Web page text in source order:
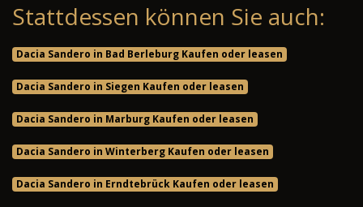
Stattdessen können Sie auch:
Dacia Sandero in Bad Berleburg Kaufen oder leasen
Dacia Sandero in Siegen Kaufen oder leasen
Dacia Sandero in Marburg Kaufen oder leasen
Dacia Sandero in Winterberg Kaufen oder leasen
Dacia Sandero in Erndtebrück Kaufen oder leasen